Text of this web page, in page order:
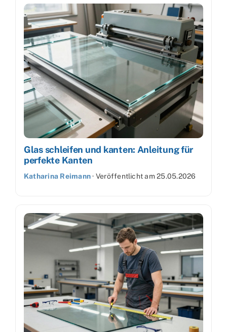
Glas schleifen und kanten: Anleitung für
perfekte Kanten
Katharina Reimann· Veröffentlicht am25.05.2026